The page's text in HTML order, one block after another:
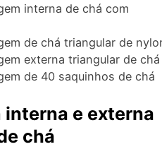
interna de chá com
de chá triangular de
externa triangular de chá
de 40 saquinhos de chá
interna e externa
chá